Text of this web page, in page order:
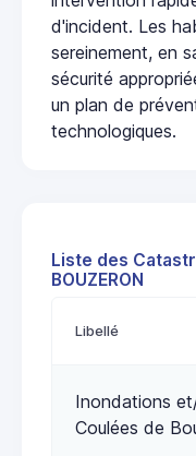
d'incident. Les
sereinement, en
sécurité
un plan de
technologiques.
Liste des
BOUZERON
Libellé
Inondations
Coulées de